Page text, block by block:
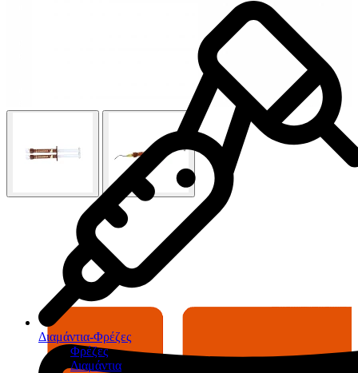
Διαμάντια-Φρέζες
Φρέζες
Διαμάντια